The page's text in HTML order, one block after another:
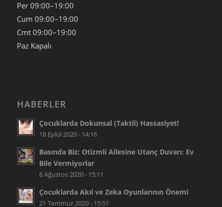
Per 09:00–19:00
Cum 09:00–19:00
Cmt 09:00–19:00
Paz Kapalı
HABERLER
Çocuklarda Dokunsal (Taktil) Hassasiyet!
18 Eylül 2020 - 14:16
Basında Biz: Otizmli Ailesine Utanç Duvarı: Ev
Bile Vermiyorlar
6 Ağustos 2020 - 15:11
Çocuklarda Akıl ve Zeka Oyunlarının Önemi
21 Temmuz 2020 - 15:51